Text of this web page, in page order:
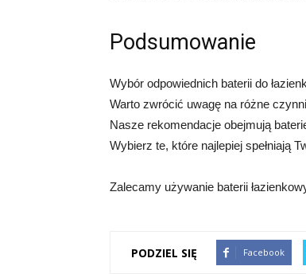
Podsumowanie
Wybór odpowiednich baterii do
Warto zwrócić uwagę na różne
Nasze rekomendacje obejmują
Wybierz te, które najlepiej spełniają
Zalecamy używanie baterii
PODZIEL SIĘ Facebook